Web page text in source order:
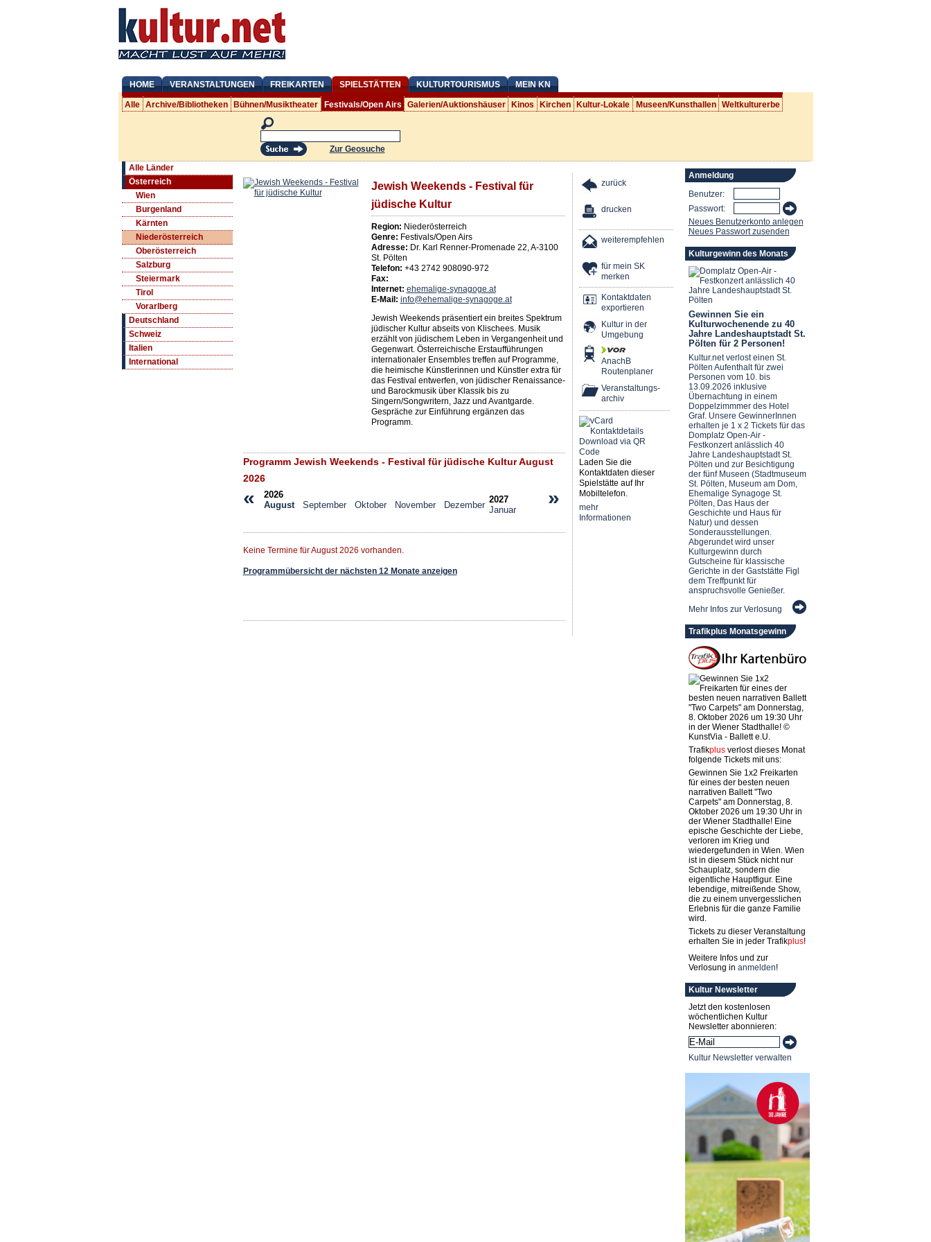
HOME VERANSTALTUNGEN FREIKARTEN SPIELSTÄTTEN KULTURTOURISMUS MEIN KN
Alle Archive/Bibliotheken Bühnen/Musiktheater Festivals/Open Airs Galerien/Auktionshäuser Kinos Kirchen Kultur-Lokale Museen/Kunsthallen Weltkulturerbe
Zur Geosuche
Alle Länder
Österreich
Wien
Burgenland
Kärnten
Niederösterreich
Oberösterreich
Salzburg
Steiermark
Tirol
Vorarlberg
Deutschland
Schweiz
Italien
International
Jewish Weekends - Festival für
jüdische Kultur
Region: Niederösterreich
Genre: Festivals/Open Airs
Adresse: Dr. Karl Renner-Promenade 22,A-3100
St. Pölten
Telefon: +43 2742 908090-972
Fax:
Internet: ehemalige-synagoge.at
E-Mail: info@ehemalige-synagoge.at
Jewish Weekends präsentiert ein breites Spektrum
jüdischer Kultur abseits von Klischees. Musik
erzählt von jüdischem Leben in Vergangenheit und
Gegenwart. Österreichische Erstaufführungen
internationaler Ensembles treffen auf Programme,
die heimische Künstlerinnen und Künstler extra für
das Festival entwerfen, von jüdischer Renaissance-
und Barockmusik über Klassik bis zu
Singern/Songwritern, Jazz und Avantgarde.
Gespräche zur Einführung ergänzen das
Programm.
Programm Jewish Weekends - Festival für jüdische Kultur August
2026
« »
2026
August
September Oktober November Dezember
2027
Januar
Keine Termine für August 2026 vorhanden.
Programmübersicht der nächsten 12 Monate anzeigen
zurück
drucken
weiterempfehlen
für mein SK
merken
Kontaktdaten
exportieren
Kultur in der
Umgebung
AnachB
Routenplaner
Veranstaltungs-
archiv
Laden Sie die
Kontaktdaten dieser
Spielstätte auf Ihr
Mobiltelefon.
mehr
Informationen
Anmeldung
Benutzer:
Passwort:
Neues Benutzerkonto anlegen
Neues Passwort zusenden
Kulturgewinn des Monats
Gewinnen Sie ein
Kulturwochenende zu 40
Jahre Landeshauptstadt St.
Pölten für 2 Personen!
Kultur.net verlost einen St.
Pölten Aufenthalt für zwei
Personen vom 10. bis
13.09.2026 inklusive
Übernachtung in einem
Doppelzimmmer des Hotel
Graf. Unsere GewinnerInnen
erhalten je 1 x 2 Tickets für das
Domplatz Open-Air -
Festkonzert anlässlich 40
Jahre Landeshauptstadt St.
Pölten und zur Besichtigung
der fünf Museen (Stadtmuseum
St. Pölten, Museum am Dom,
Ehemalige Synagoge St.
Pölten, Das Haus der
Geschichte und Haus für
Natur) und dessen
Sonderausstellungen.
Abgerundet wird unser
Kulturgewinn durch
Gutscheine für klassische
Gerichte in der Gaststätte Figl
dem Treffpunkt für
anspruchsvolle Genießer.
Mehr Infos zur Verlosung
Trafikplus Monatsgewinn
Trafikplusverlost dieses Monat
folgende Tickets mit uns:
Gewinnen Sie 1x2 Freikarten
für eines der besten neuen
narrativen Ballett "Two
Carpets" am Donnerstag, 8.
Oktober 2026 um 19:30 Uhr in
der Wiener Stadthalle! Eine
epische Geschichte der Liebe,
verloren im Krieg und
wiedergefunden in Wien. Wien
ist in diesem Stück nicht nur
Schauplatz, sondern die
eigentliche Hauptfigur. Eine
lebendige, mitreißende Show,
die zu einem unvergesslichen
Erlebnis für die ganze Familie
wird.
Tickets zu dieser Veranstaltung
erhalten Sie in jeder Trafikplus!
Weitere Infos und zur
Verlosung in anmelden!
Kultur Newsletter
Jetzt den kostenlosen
wöchentlichen Kultur
Newsletter abonnieren:
Kultur Newsletter verwalten